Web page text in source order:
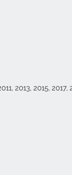
2013, 2015, 2017,